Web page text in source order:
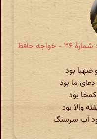
نظام قاری » دیوان البسه » غزلیات » شمارهٔ ۳۶ - خواجه حافظ
صهبا بود
ما بود
کمخا بود
والا بود
آب سرسنگ